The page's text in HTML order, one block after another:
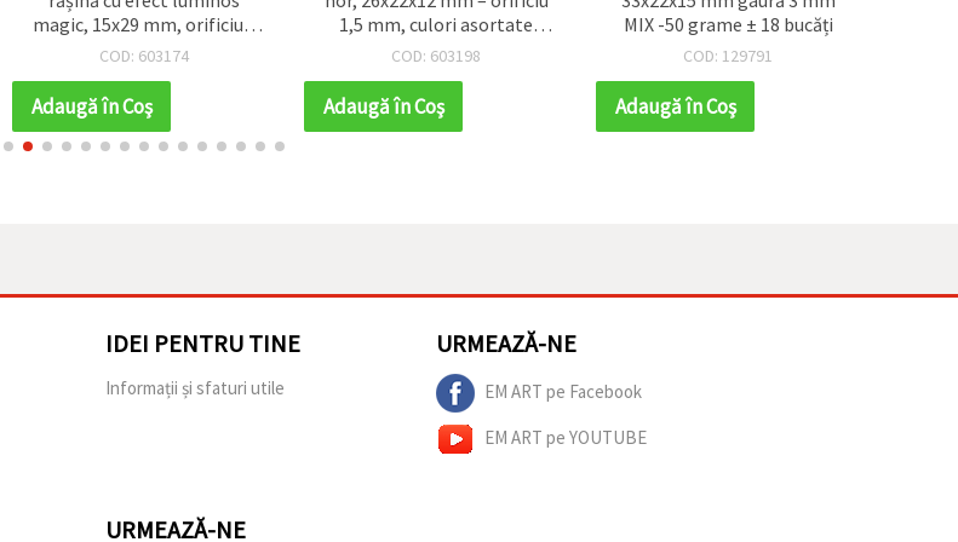
magic, 15x29 mm, orificiu 2
mm, culori mixte – 5 bucăți –
brelocuri și proiecte DIY
creative
COD: 603174
Adaugă în Coş
1,5 mm, culori asortate
(MIX), set 5 buc., pentru
drăguțe și proiecte
DIY/handmade
COD: 603198
Adaugă în Coş
MIX -50 grame ± 18 bucăți
COD: 129791
Adaugă în Coş
IDEI PENTRU TINE
Informații și sfaturi utile
URMEAZĂ-NE
EM ART pe Facebook
EM ART pe YOUTUBE
URMEAZĂ-NE